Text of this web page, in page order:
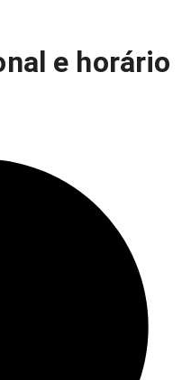
e horário